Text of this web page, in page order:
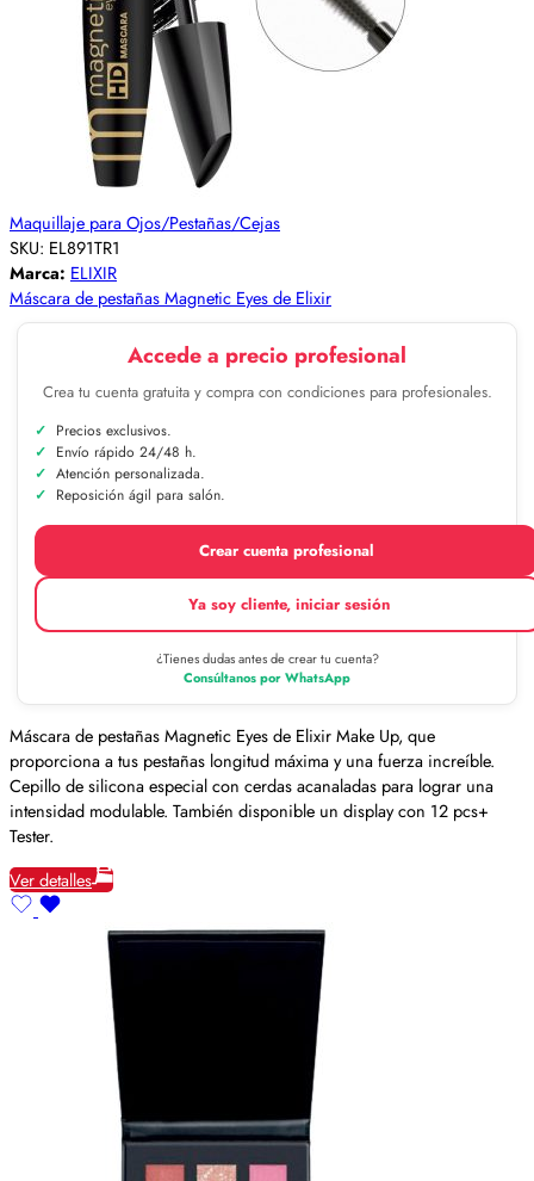
Maquillaje para Ojos/Pestañas/Cejas
SKU: EL891TR1
Marca: ELIXIR
Máscara de pestañas Magnetic Eyes de Elixir
Accede a precio profesional
Crea tu cuenta gratuita y compra con condiciones para profesionales.
Precios exclusivos.
Envío rápido 24/48 h.
Atención personalizada.
Reposición ágil para salón.
Crear cuenta profesional
Ya soy cliente, iniciar sesión
¿Tienes dudas antes de crear tu cuenta?
Consúltanos por WhatsApp
Máscara de pestañas Magnetic Eyes de Elixir Make Up, que
proporciona a tus pestañas longitud máxima y una fuerza increíble.
Cepillo de silicona especial con cerdas acanaladas para lograr una
intensidad modulable. También disponible un display con 12 pcs+
Tester.
Ver detalles